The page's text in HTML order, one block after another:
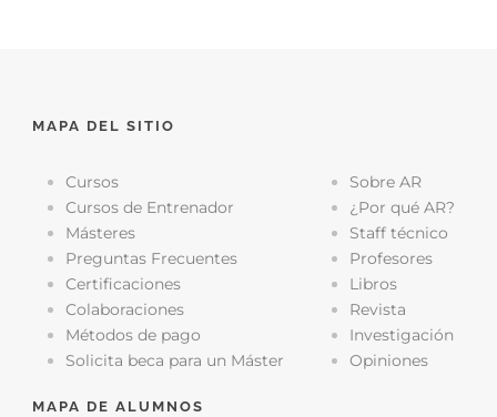
MAPA DEL SITIO
Cursos
Cursos de Entrenador
Másteres
Preguntas Frecuentes
Certificaciones
Colaboraciones
Métodos de pago
Solicita beca para un Máster
Sobre AR
¿Por qué AR?
Staff técnico
Profesores
Libros
Revista
Investigación
Opiniones
MAPA DE ALUMNOS